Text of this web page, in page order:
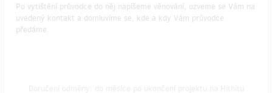
Po vytištění průvodce do něj napíšeme věnování, ozveme se Vám na
uvedený kontakt a domluvíme se, kde a kdy Vám průvodce
předáme.